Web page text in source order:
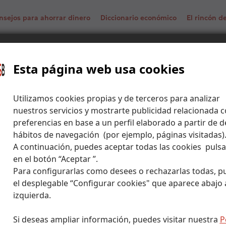
Esta página web usa cookies
Utilizamos cookies propias y de terceros para analizar
nuestros servicios y mostrarte publicidad relacionada
preferencias en base a un perfil elaborado a partir de
hábitos de navegación (por ejemplo, páginas visitadas).
A continuación, puedes aceptar todas las cookies
en el botón “Aceptar ”.
Para configurarlas como desees o rechazarlas todas,
el desplegable “Configurar cookies" que aparece abajo
izquierda.
Si deseas ampliar información, puedes visitar nuestra
para ahorrar dinero Diccionario económico El rincón